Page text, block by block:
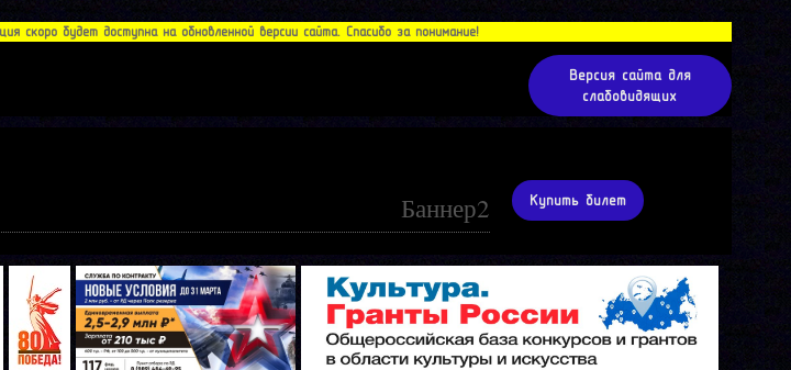
будет доступна на обновленной версии сайта. Спасибо за понимание!
Версия сайта для
слабовидящих
Купить билет
Баннер2